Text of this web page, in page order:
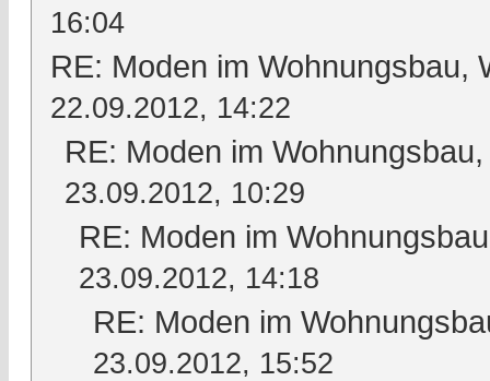
16:04
RE: Moden im Wohnungsbau,
22.09.2012, 14:22
RE: Moden im
23.09.2012, 10:29
RE: Moden im
23.09.2012, 14:18
RE: Moden im
23.09.2012, 15:52